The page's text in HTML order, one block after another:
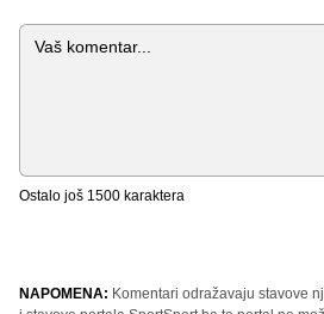
Komentar
Ostalo još 1500 karaktera
NAPOMENA: Komentari odražavaju stavove